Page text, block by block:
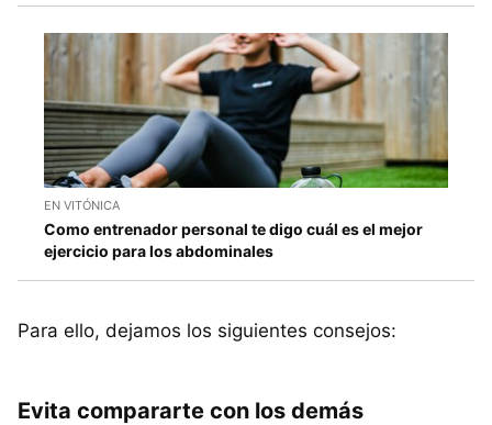
EN VITÓNICA
Como entrenador personal te digo cuál es el mejor
ejercicio para los abdominales
Para ello, dejamos los siguientes consejos:
Evita compararte con los demás